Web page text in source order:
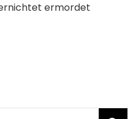
ermordet